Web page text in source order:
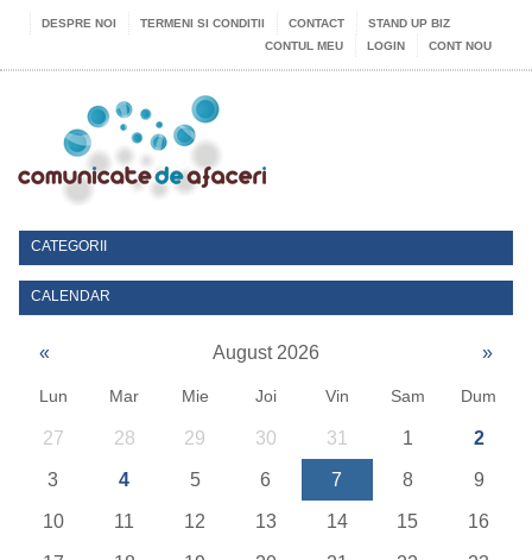
DESPRE NOI TERMENI SI CONDITII CONTACT
STAND UP BIZ
CONTUL MEU
LOGIN CONT NOU
CATEGORII
CALENDAR
« August 2026 »
Lun Mar Mie Joi Vin Sam Dum
27 28 29 30 31 1 2
3 4 5 6 7 8 9
10 11 12 13 14 15 16